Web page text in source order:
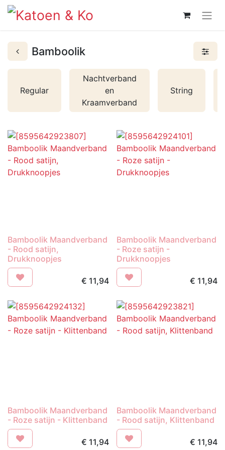
Bamboolik
Regular
Nachtverband
en
Kraamverband
String
Bamboolik Maandverband
- Rood satijn,
Drukknoopjes
€ 11,94
Bamboolik Maandverband
- Roze satijn -
Drukknoopjes
€ 11,94
Bamboolik Maandverband
- Roze satijn - Klittenband
€ 11,94
Bamboolik Maandverband
- Rood satijn, Klittenband
€ 11,94